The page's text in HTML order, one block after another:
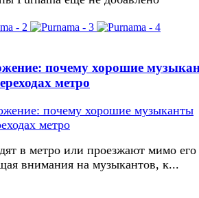
почему хорошие
метро
в метро или проезжают мимо его
внимания на музыкантов, к...